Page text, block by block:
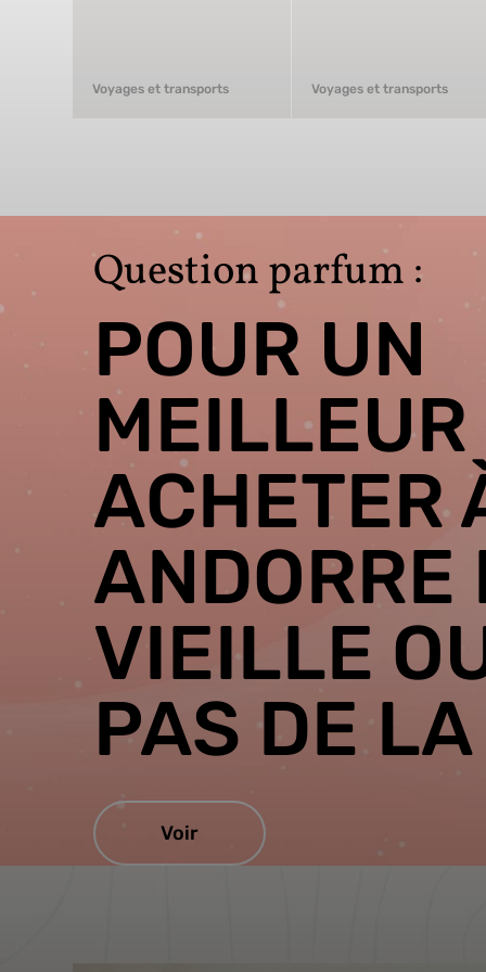
Voyages et transports Voyages et transports
Question parfum :
POUR UN
ACHETER
ANDORRE
VIEILLE
PAS DE
Voir